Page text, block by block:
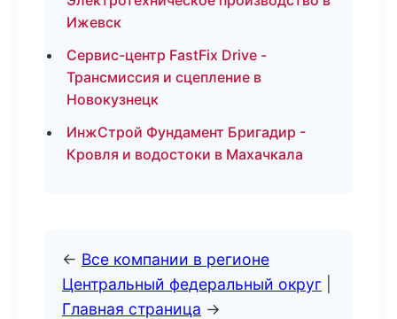
Ижевск
Сервис-центр FastFix Drive -
Трансмиссия и сцепление в
Новокузнецк
ИнжСтрой Фундамент Бригадир -
Кровля и водостоки в Махачкала
← Все компании в регионе
Центральный федеральный округ
Главная страница →